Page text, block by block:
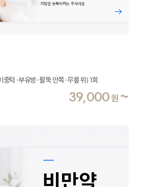
턱·부유방·팔뚝 안쪽·무릎 위) 1회
39,000 원 ~